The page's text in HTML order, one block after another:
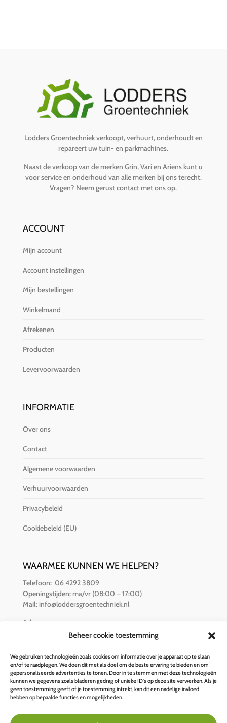
Beheer cookie toestemming
We gebruiken technologieën zoals cookies om informatie over je apparaat op te slaan
en/of te raadplegen. We doen dit met als doel om de beste ervaring te bieden en om
gepersonaliseerde advertenties te tonen. Door in te stemmen met deze technologieën
kunnen we gegevens zoals bladeren gedrag of unieke ID's op deze site verwerken. Als je
geen toestemming geeft of je toestemming intrekt, kan dit een nadelige invloed
hebben op bepaalde functies en mogelijkheden.
Lodders Groentechniek verkoopt, verhuurt, onderhoudt en
repareert uw tuin- en parkmachines.
Naast de verkoop van de merken Grin, Vari en Ariens kunt u
voor service en onderhoud van alle merken bij ons terecht.
Vragen? Neem gerust contact met ons op.
ACCOUNT
Mijn account
Account instellingen
Mijn bestellingen
Winkelmand
Afrekenen
Producten
Levervoorwaarden
INFORMATIE
Over ons
Contact
Algemene voorwaarden
Verhuurvoorwaarden
Privacybeleid
Cookiebeleid (EU)
WAARMEE KUNNEN WE HELPEN?
Telefoon: 06 4292 3809
Openingstijden:ma/vr (08:00 – 17:00)
Mail: info@loddersgroentechniek.nl
Adres:
Van der Hamlaan 16
BETALINGSOPTIES